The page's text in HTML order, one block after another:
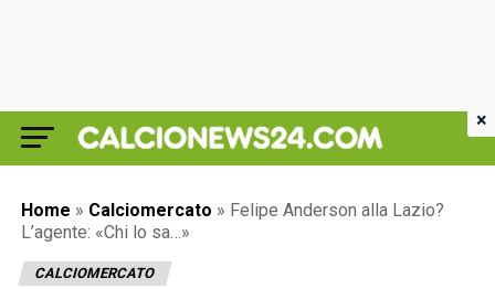
Home » Calciomercato » Felipe Anderson alla Lazio?
L’agente: «Chi lo sa…»
CALCIOMERCATO
×